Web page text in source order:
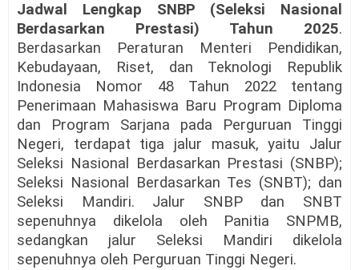
Jadwal Lengkap SNBP (Seleksi Nasional
Berdasarkan Prestasi) Tahun 2025.
Berdasarkan Peraturan Menteri Pendidikan,
Kebudayaan, Riset, dan Teknologi Republik
Indonesia Nomor 48 Tahun 2022 tentang
Penerimaan Mahasiswa Baru Program Diploma
dan Program Sarjana pada Perguruan Tinggi
Negeri, terdapat tiga jalur masuk, yaitu Jalur
Seleksi Nasional Berdasarkan Prestasi (SNBP);
Seleksi Nasional Berdasarkan Tes (SNBT); dan
Seleksi Mandiri. Jalur SNBP dan SNBT
sepenuhnya dikelola oleh Panitia SNPMB,
sedangkan jalur Seleksi Mandiri dikelola
sepenuhnya oleh Perguruan Tinggi Negeri.